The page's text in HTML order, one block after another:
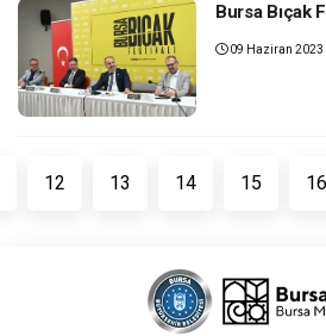
Bursa Bıçak
09 Haziran 2023
12 13 14 15 16